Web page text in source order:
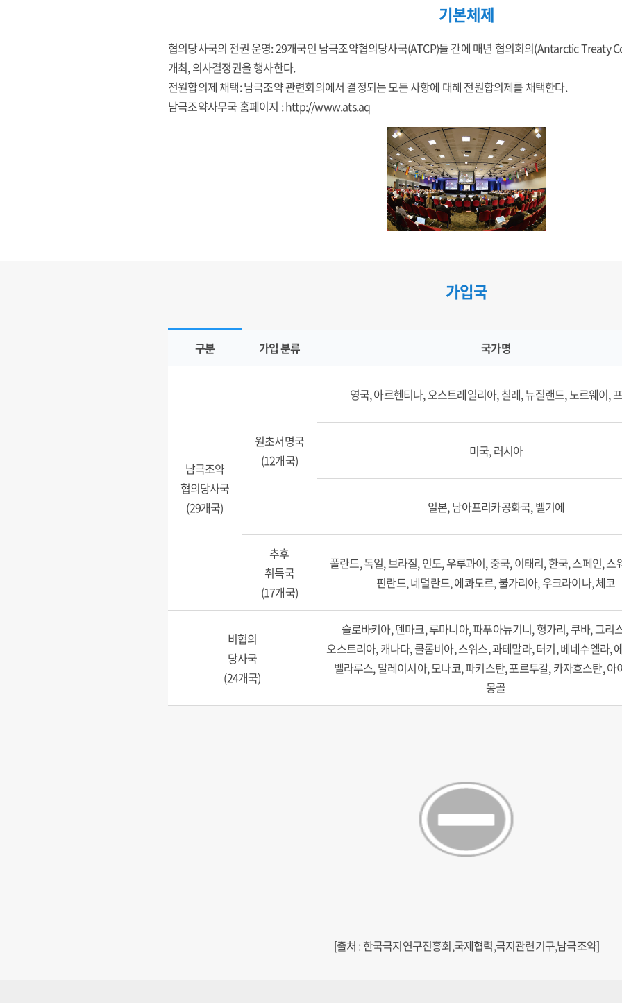
기본체제
협의당사국의 전권 운영: 29개국인 남극조약협의당사국(ATCP)들 간에 매년 협의회의(Antarctic Treaty
개최, 의사결정권을 행사한다.
전원합의제 채택: 남극조약 관련회의에서 결정되는 모든 사항에 대해 전원합의제를 채택한다.
남극조약사무국 홈페이지 :http://www.ats.aq
가입국
가입국 현황
구분 가입 분류 국가명
남극조약
협의당사국
(29개국)
원초서명국
(12개국)
영국, 아르헨티나, 오스트레일리아, 칠레, 뉴질랜드, 노르웨이,
미국, 러시아
일본, 남아프리카공화국, 벨기에
추후
취득국
(17개국)
폴란드, 독일, 브라질, 인도, 우루과이, 중국, 이태리, 한국, 스페인, 스
핀란드, 네덜란드, 에콰도르, 불가리아, 우크라이나, 체코
비협의
당사국
(24개국)
슬로바키아, 덴마크, 루마니아, 파푸아뉴기니, 헝가리, 쿠바, 그리
오스트리아, 캐나다, 콜롬비아, 스위스, 과테말라, 터키, 베네수엘라,
벨라루스, 말레이시아, 모나코, 파키스탄, 포르투갈, 카자흐스탄, 아
몽골
[출처 : 한국극지연구진흥회,국제협력,극지관련기구,남극조약]